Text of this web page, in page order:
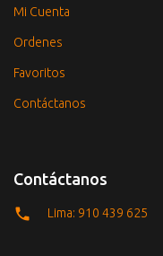
Mi Cuenta
Ordenes
Favoritos
Contáctanos
Contáctanos
Lima: 910 439 625